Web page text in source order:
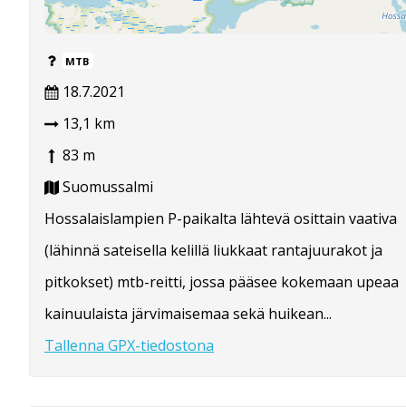
MTB
18.7.2021
13,1 km
83 m
Suomussalmi
Hossalaislampien P-paikalta lähtevä osittain vaativa
(lähinnä sateisella kelillä liukkaat rantajuurakot ja
pitkokset) mtb-reitti, jossa pääsee kokemaan upeaa
kainuulaista järvimaisemaa sekä huikean...
Tallenna GPX-tiedostona